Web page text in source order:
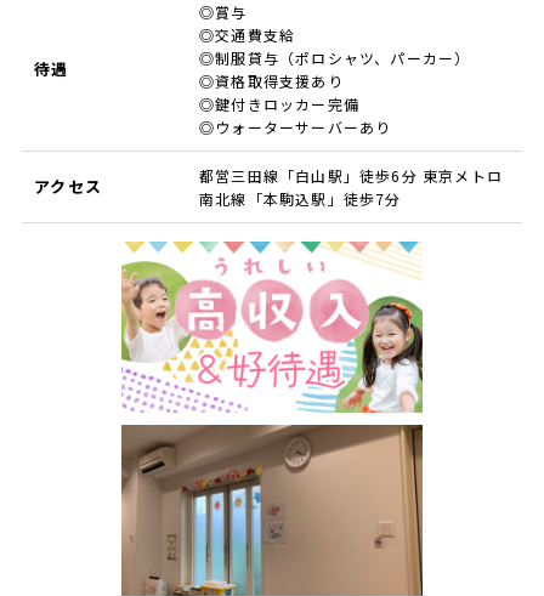
待遇
◎賞与
◎交通費支給
◎制服貸与（ポロシャツ、パーカー）
◎資格取得支援あり
◎鍵付きロッカー完備
◎ウォーターサーバーあり
アクセス
都営三田線「白山駅」徒歩6分 東京メトロ
南北線「本駒込駅」徒歩7分